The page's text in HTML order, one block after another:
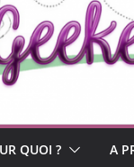
QUOI ? A